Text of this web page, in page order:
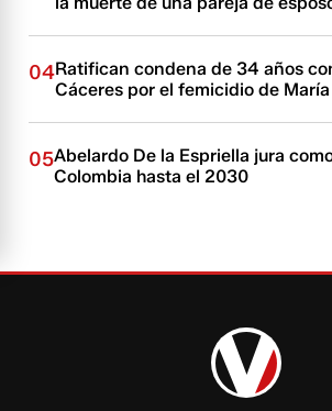
04Ratifican condena de 34 años
Cáceres por el femicidio de
05Abelardo De la Espriella jura
Colombia hasta el 2030